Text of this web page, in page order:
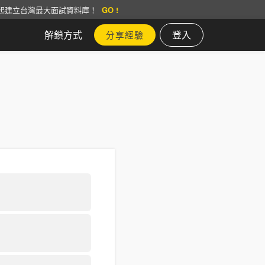
立台灣最大面試資料庫！ GO !
解鎖方式 分享經驗 登入